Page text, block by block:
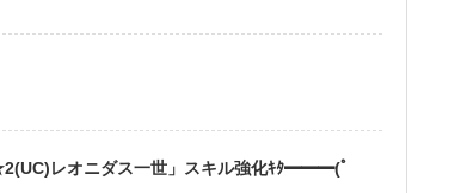
レオニダス一世」スキル強化ｷﾀ━━━(ﾟ